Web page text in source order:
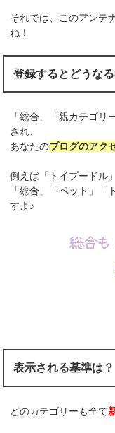
それでは、このアンテ
ね！
登録するとどうなる
「総合」「親カテゴ
され、
あなたのブログのアク
例えば「トイプードル
「総合」「ペット」「
すよ♪
表示される基準は？
どのカテゴリーも全て